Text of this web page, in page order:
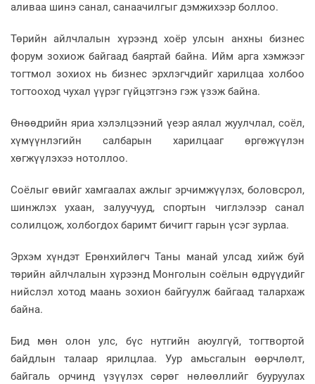
аливаа шинэ санал, санаачилгыг дэмжихээр боллоо.
Төрийн айлчлалын хүрээнд хоёр улсын анхны бизнес
форум зохиож байгаад баяртай байна. Ийм арга хэмжээг
тогтмол зохиох нь бизнес эрхлэгчдийг харилцаа холбоо
тогтооход чухал үүрэг гүйцэтгэнэ гэж үзэж байна.
Өнөөдрийн яриа хэлэлцээний үеэр аялал жуулчлал, соёл,
хүмүүнлэгийн салбарын харилцааг өргөжүүлэн
хөгжүүлэхээ нотоллоо.
Соёлыг өвийг хамгаалах ажлыг эрчимжүүлэх, боловсрол,
шинжлэх ухаан, залуучууд, спортын чиглэлээр санал
солилцож, холбогдох баримт бичигт гарын үсэг зурлаа.
Эрхэм хүндэт Ерөнхийлөгч Таны манай улсад хийж буй
төрийн айлчлалын хүрээнд Монголын соёлын өдрүүдийг
нийслэл хотод маань зохион байгуулж байгаад талархаж
байна.
Бид мөн олон улс, бүс нутгийн аюулгүй, тогтвортой
байдлын талаар ярилцлаа. Уур амьсгалын өөрчлөлт,
байгаль орчинд үзүүлэх сөрөг нөлөөллийг бууруулах